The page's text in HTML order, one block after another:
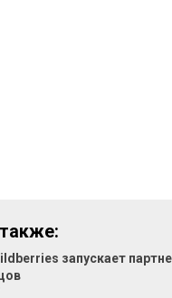
запускает